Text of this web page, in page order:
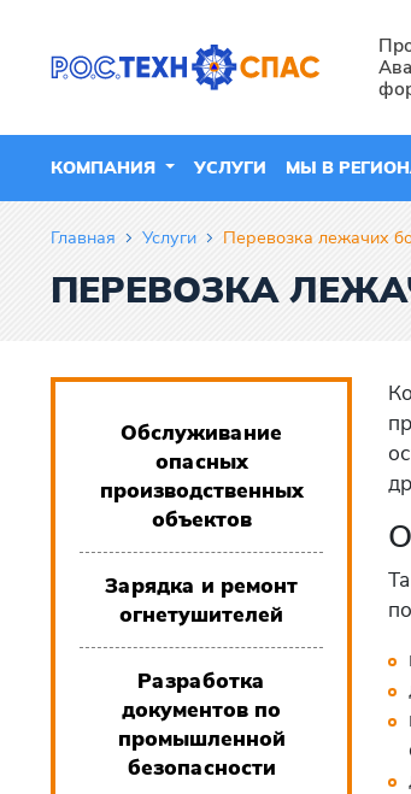
КОМПАНИЯ УСЛУГИ МЫ В
Главная Услуги Перевозка лежачих
ПЕРЕВОЗКА
Обслуживание
опасных
производственных
объектов
Зарядка и ремонт
огнетушителей
Разработка
документов по
промышленной
безопасности